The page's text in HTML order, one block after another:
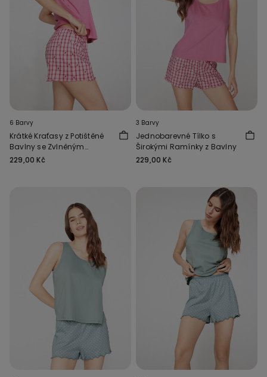
6 Barvy
Krátké Kraťasy z Potištěné
Bavlny se Zvlněným
Lemem
229,00 Kč
3 Barvy
Jednobarevné Tílko s
Širokými Ramínky z Bavlny
229,00 Kč